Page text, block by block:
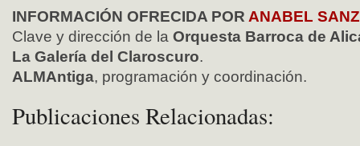
INFORMACIÓN OFRECIDA POR ANABEL SANZ
Clave y dirección de la Orquesta Barroca de
La Galería del Claroscuro.
ALMAntiga, programación y coordinación.
Publicaciones Relacionadas: